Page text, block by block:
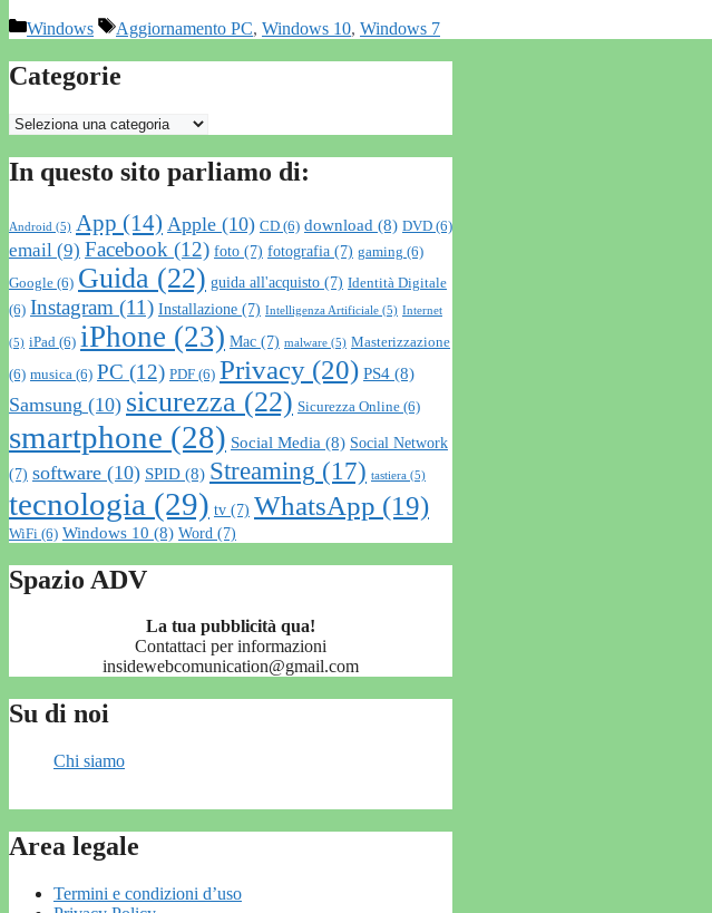
Categorie
Windows Tag
Aggiornamento PC, Windows 10, Windows 7
Categorie
Categorie
In questo sito parliamo di:
Android (5) App (14) Apple (10) CD (6) download (8) DVD (6)
email (9) Facebook (12) foto (7) fotografia (7) gaming (6)
Google (6) Guida (22) guida all'acquisto (7) Identità Digitale
(6) Instagram (11) Installazione (7) Intelligenza Artificiale (5) Internet
(5) iPad (6) iPhone (23) Mac (7) malware (5) Masterizzazione
(6) musica (6) PC (12) PDF (6) Privacy (20) PS4 (8)
Samsung (10) sicurezza (22) Sicurezza Online (6)
smartphone (28) Social Media (8) Social Network
(7) software (10) SPID (8) Streaming (17) tastiera (5)
tecnologia (29) tv (7) WhatsApp (19)
WiFi (6) Windows 10 (8) Word (7)
Spazio ADV
La tua pubblicità qua!
Contattaci per informazioni
insidewebcomunication@gmail.com
Su di noi
Chi siamo
Area legale
Termini e condizioni d’uso